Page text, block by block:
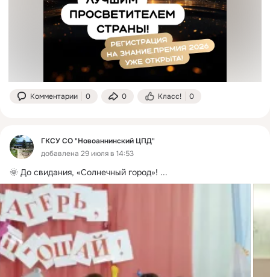
Комментарии 0 0 Класс! 0
ГКСУ СО "Новоаннинский ЦПД"
добавлена 29 июля в 14:53
🌞 До свидания, «Солнечный город»! ...